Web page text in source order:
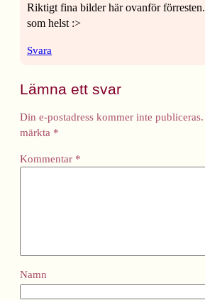
Riktigt fina bilder här ovanför
som helst :>
Svara
Lämna ett svar
Din e-postadress kommer inte publiceras.
märkta *
Kommentar *
Namn